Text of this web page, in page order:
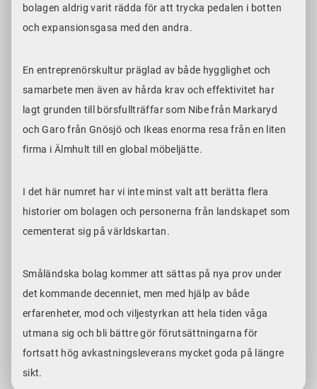
bolagen aldrig varit rädda för att trycka pedalen i botten
och expansionsgasa med den andra.
En entreprenörskultur präglad av både hygglighet och
samarbete men även av hårda krav och effektivitet har
lagt grunden till börsfullträffar som Nibe från Markaryd
och Garo från Gnösjö och Ikeas enorma resa från en liten
firma i Älmhult till en global möbeljätte.
I det här numret har vi inte minst valt att berätta flera
historier om bolagen och personerna från landskapet som
cementerat sig på världskartan.
Småländska bolag kommer att sättas på nya prov under
det kommande decenniet, men med hjälp av både
erfarenheter, mod och viljestyrkan att hela tiden våga
utmana sig och bli bättre gör förutsättningarna för
fortsatt hög avkastningsleverans mycket goda på längre
sikt.